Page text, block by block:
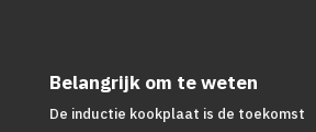
Belangrijk om te weten
De inductie kookplaat is de toekomst